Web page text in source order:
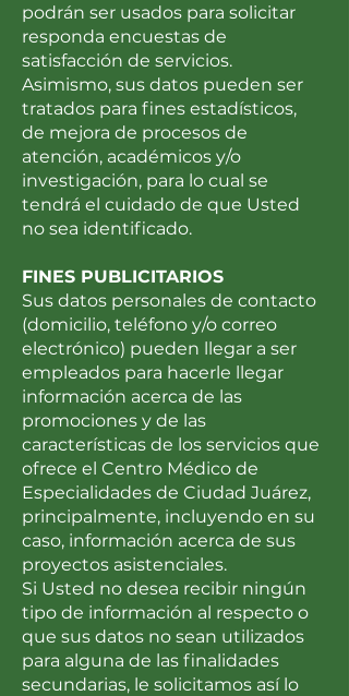
podrán ser usados para solicitar
responda encuestas de
satisfacción de servicios.
Asimismo, sus datos pueden ser
tratados para fines estadísticos,
de mejora de procesos de
atención, académicos y/o
investigación, para lo cual se
tendrá el cuidado de que Usted
no sea identificado.
FINES PUBLICITARIOS
Sus datos personales de contacto
(domicilio, teléfono y/o correo
electrónico) pueden llegar a ser
empleados para hacerle llegar
información acerca de las
promociones y de las
características de los servicios que
ofrece el Centro Médico de
Especialidades de Ciudad Juárez,
principalmente, incluyendo en su
caso, información acerca de sus
proyectos asistenciales.
Si Usted no desea recibir ningún
tipo de información al respecto o
que sus datos no sean utilizados
para alguna de las finalidades
secundarias, le solicitamos así lo